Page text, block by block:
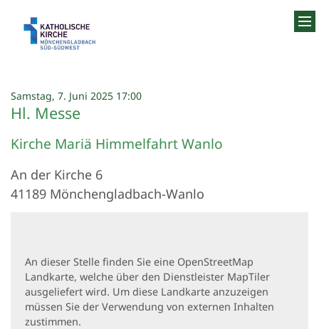
Samstag, 7. Juni 2025 17:00:
Hl. Messe
Kirche Mariä Himmelfahrt Wanlo
An der Kirche 6
41189 Mönchengladbach-Wanlo
An dieser Stelle finden Sie eine OpenStreetMap
Landkarte, welche über den Dienstleister MapTiler
ausgeliefert wird. Um diese Landkarte anzuzeigen
müssen Sie der Verwendung von externen Inhalten
zustimmen.